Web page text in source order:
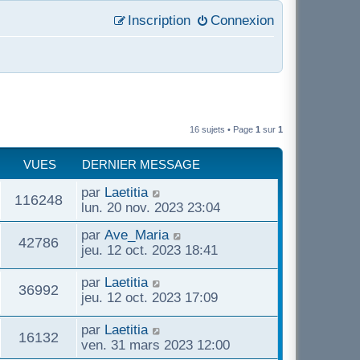
Connexion
Inscription
16 sujets • Page 1 sur 1
VUES DERNIER MESSAGE
116248V
D
e
r
n
i
e
r
m
e
s
s
par Laetitia
lun. 20 nov. 2023 23:04
42786V
u
D
e
n
i
e
r
m
e
par Ave_Maria
jeu. 12 oct. 2023 18:41
36992
u
D
e
n
i
par Laetitia
jeu. 12 oct. 2023 17:09
16132
D
e
par Laetitia
ven. 31 mars 2023 12:00